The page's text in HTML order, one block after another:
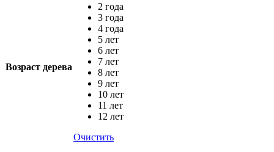
Возраст дерева
2 года
3 года
4 года
5 лет
6 лет
7 лет
8 лет
9 лет
10 лет
11 лет
12 лет
Очистить